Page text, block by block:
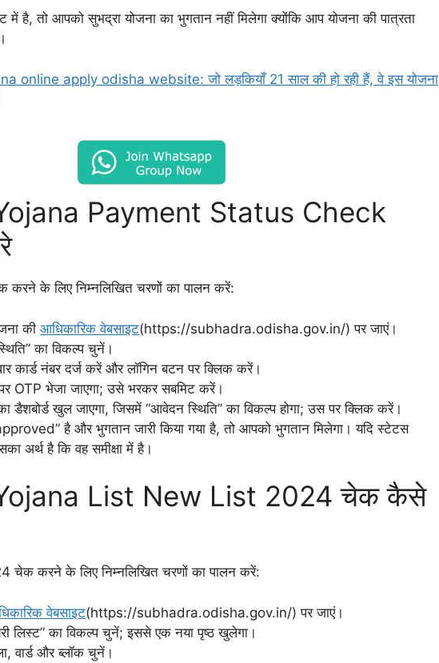
में है, तो आपको सुभद्रा योजना का भुगतान नहीं मिलेगा क्योंकि आप योजना की पात्रता
online apply odisha website: जो लड़कियाँ 21 साल की हो रही हैं, वे इस योजना
Payment Status Check
करने के लिए निम्नलिखित चरणों का पालन करें:
की आधिकारिक वेबसाइट(https://subhadra.odisha.gov.in/) पर जाएं।
का विकल्प चुनें।
कार्ड नंबर दर्ज करें और लॉगिन बटन पर क्लिक करें।
OTP भेजा जाएगा; उसे भरकर सबमिट करें।
डैशबोर्ड खुल जाएगा, जिसमें “आवेदन स्थिति” का विकल्प होगा; उस पर क्लिक करें।
है और भुगतान जारी किया गया है, तो आपको भुगतान मिलेगा। यदि स्टेटस
अर्थ है कि वह समीक्षा में है।
List New List 2024 चेक कैसे
चेक करने के लिए निम्नलिखित चरणों का पालन करें:
वेबसाइट(https://subhadra.odisha.gov.in/) पर जाएं।
लिस्ट” का विकल्प चुनें; इससे एक नया पृष्ठ खुलेगा।
वार्ड और ब्लॉक चुनें।